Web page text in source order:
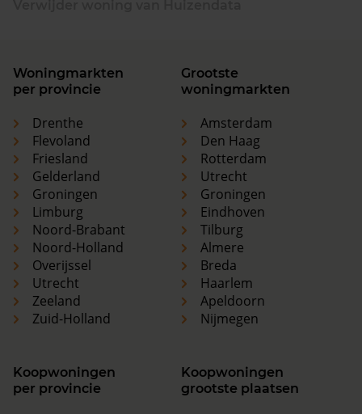
Woningmarkten
per provincie
Drenthe
Flevoland
Friesland
Gelderland
Groningen
Limburg
Noord-Brabant
Noord-Holland
Overijssel
Utrecht
Zeeland
Zuid-Holland
Grootste
woningmarkten
Amsterdam
Den Haag
Rotterdam
Utrecht
Groningen
Eindhoven
Tilburg
Almere
Breda
Haarlem
Apeldoorn
Nijmegen
Koopwoningen
per provincie
Koopwoningen
grootste plaatsen